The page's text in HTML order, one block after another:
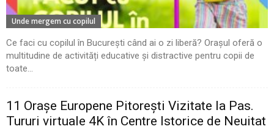
Unde mergem cu copilul
Ce faci cu copilul în București când ai o zi liberă? Orașul oferă o
multitudine de activități educative și distractive pentru copii de
toate...
11 Oraşe Europene Pitoreşti Vizitate la Pas.
Tururi virtuale 4K în Centre Istorice de Neuitat